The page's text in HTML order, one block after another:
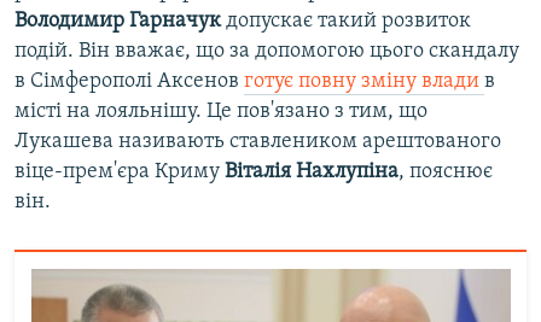
Володимир Гарначукдопускає такий розвиток
подій. Він вважає, що за допомогою цього скандалу
в Сімферополі Аксенов готує повну зміну влади в
місті на лояльнішу. Це пов'язано з тим, що
Лукашева називають ставлеником арештованого
віце-прем'єра Криму Віталія Нахлупіна, пояснює
він.